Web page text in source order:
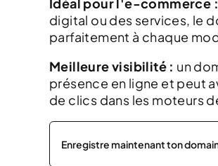
digital ou des services, le
parfaitement à chaque
Meilleure visibilité : un
présence en ligne et peut
de clics dans les moteurs
Enregistre maintenant ton